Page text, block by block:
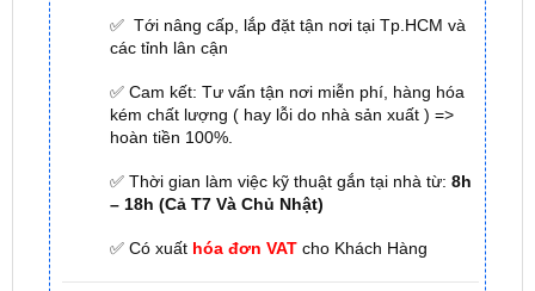
✅ Cam kết: Tư vấn tận nơi miễn phí, hàng hóa
kém chất lượng ( hay lỗi do nhà sản xuất ) =>
✅ Thời gian làm việc kỹ thuật gắn tại nhà từ:8h
– 18h (Cả T7 Và Chủ Nhật)
✅ Có xuấthóa đơn VATcho Khách Hàng
🌐 Chi Nhánh 1: 277–279 Đường số 9A, KDC Trung